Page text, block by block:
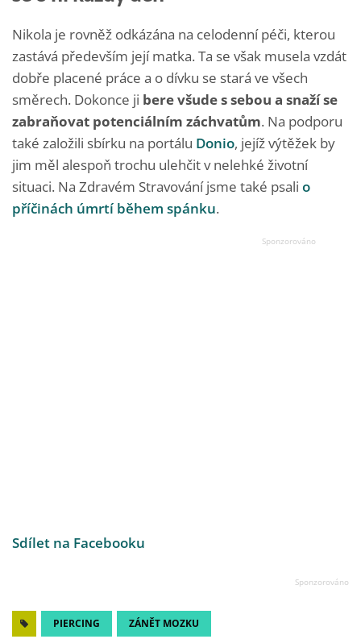
Nikola je rovněž odkázána na celodenní péči, kterou
zastává především její matka. Ta se však musela vzdát
dobře placené práce a o dívku se stará ve všech
směrech. Dokonce ji bere všude s sebou a snaží se
zabraňovat potenciálním záchvatům. Na podporu
také založili sbírku na portálu Donio, jejíž výtěžek by
jim měl alespoň trochu ulehčit v nelehké životní
situaci. Na Zdravém Stravování jsme také psali o
příčinách úmrtí během spánku.
Sdílet na Facebooku
PIERCING ZÁNĚT MOZKU